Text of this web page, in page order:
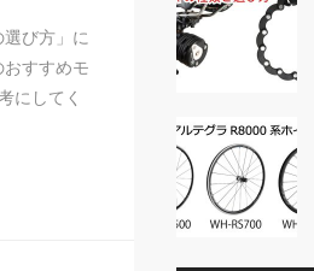
び方」に
すすめモ
にしてく